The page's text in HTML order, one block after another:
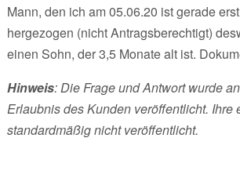
Mann, den ich am 05.06.20 ist gerade
hergezogen (nicht Antragsberechtigt)
einen Sohn, der 3,5 Monate alt ist.
Hinweis: Die Frage und Antwort wurde
Erlaubnis des Kunden veröffentlicht. Ihre
standardmäßig nicht veröffentlicht.